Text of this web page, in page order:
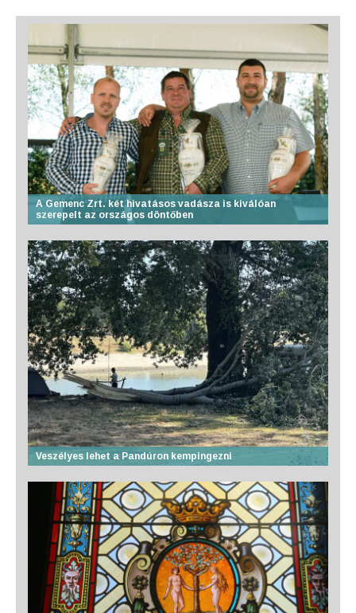
A Gemenc Zrt. két hivatásos vadásza is kiválóan
szerepelt az országos döntőben
Veszélyes lehet a Pandúron kempingezni